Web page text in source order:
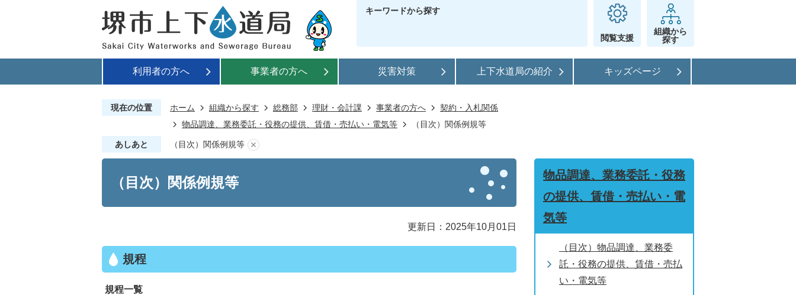
キーワードから探す
閲覧支援
組織から
探す
利用者の方へ 事業者の方へ 災害対策 上下水道局の紹介 キッズページ
現在の位置 ホーム 組織から探す 総務部 理財・会計課 事業者の方へ
契約・入札関係
物品調達、業務委託・役務の提供、賃借・売払い・電気等
（目次）関係例規等
あしあと （目次）関係例規等
（目次）関係例規等
更新日：2025年10月01日
規程
規程一覧
物品調達、業務委託・役務
の提供、賃借・売払い・電
気等
（目次）物品調達、業務委
託・役務の提供、賃借・売払
い・電気等